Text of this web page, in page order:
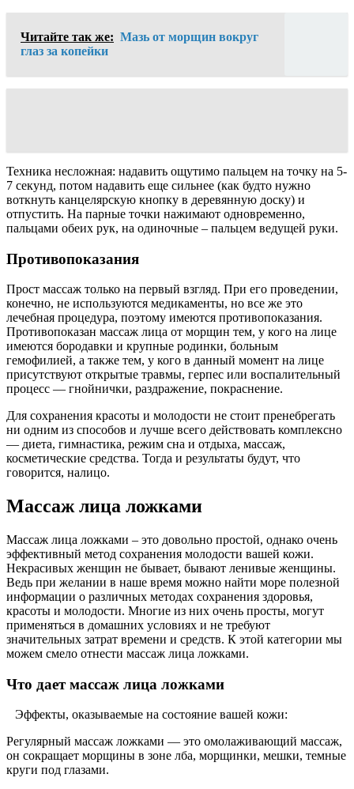
Читайте так же: Мазь от морщин вокруг
глаз за копейки
Техника несложная: надавить ощутимо пальцем на точку на 5-
7 секунд, потом надавить еще сильнее (как будто нужно
воткнуть канцелярскую кнопку в деревянную доску) и
отпустить. На парные точки нажимают одновременно,
пальцами обеих рук, на одиночные – пальцем ведущей руки.
Противопоказания
Прост массаж только на первый взгляд. При его проведении,
конечно, не используются медикаменты, но все же это
лечебная процедура, поэтому имеются противопоказания.
Противопоказан массаж лица от морщин тем, у кого на лице
имеются бородавки и крупные родинки, больным
гемофилией, а также тем, у кого в данный момент на лице
присутствуют открытые травмы, герпес или воспалительный
процесс — гнойнички, раздражение, покраснение.
Для сохранения красоты и молодости не стоит пренебрегать
ни одним из способов и лучше всего действовать комплексно
— диета, гимнастика, режим сна и отдыха, массаж,
косметические средства. Тогда и результаты будут, что
говорится, налицо.
Массаж лица ложками
Массаж лица ложками – это довольно простой, однако очень
эффективный метод сохранения молодости вашей кожи.
Некрасивых женщин не бывает, бывают ленивые женщины.
Ведь при желании в наше время можно найти море полезной
информации о различных методах сохранения здоровья,
красоты и молодости. Многие из них очень просты, могут
применяться в домашних условиях и не требуют
значительных затрат времени и средств. К этой категории мы
можем смело отнести массаж лица ложками.
Что дает массаж лица ложками
Эффекты, оказываемые на состояние вашей кожи:
Регулярный массаж ложками — это омолаживающий массаж,
он сокращает морщины в зоне лба, морщинки, мешки, темные
круги под глазами.